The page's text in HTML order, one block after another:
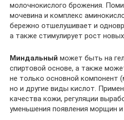
молочнокислого брожения.
мочевина и комплекс
бережно отшелушивает и
а также стимулирует рост
Миндальный может быть на
спиртовой основе, а также
не только основной компонент
но и другие виды кислот.
качества кожи, регуляции
уменьшения появления морщин и